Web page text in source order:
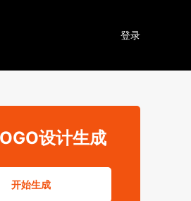
登录
设计生成
开始生成